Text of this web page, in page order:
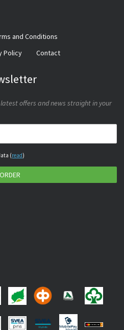
and Conditions
Policy Contact
offers and news straight in your
(read)
ORDER